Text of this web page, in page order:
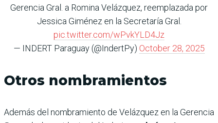
Gerencia Gral. a Romina Velázquez, reemplazada por
Jessica Giménez en la Secretaría Gral.
pic.twitter.com/wPvkYLD4Jz
— INDERT Paraguay (@IndertPy) October 28, 2025
Otros nombramientos
Además del nombramiento de Velázquez en la Gerencia